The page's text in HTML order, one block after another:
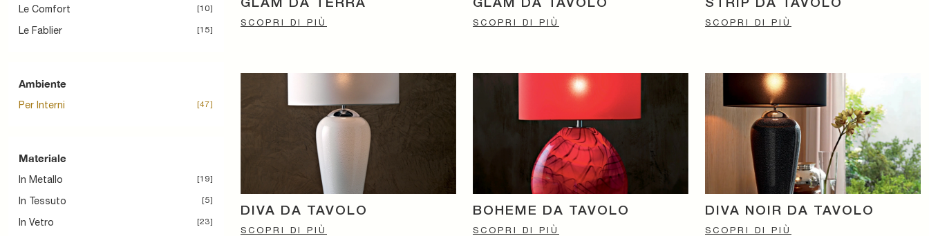
Le Comfort 10
Le Fablier 15
Ambiente
Per Interni 47
Materiale
In Metallo 19
In Tessuto 5
In Vetro 23
GLAM DA TERRA
SCOPRI DI PIÙ
GLAM DA TAVOLO
SCOPRI DI PIÙ
STRIP DA TAVOLO
SCOPRI DI PIÙ
DIVA DA TAVOLO
SCOPRI DI PIÙ
BOHEME DA TAVOLO
SCOPRI DI PIÙ
DIVA NOIR DA TAVOLO
SCOPRI DI PIÙ